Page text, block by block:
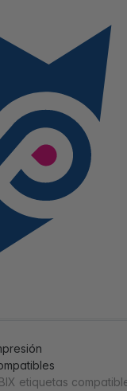
etiquetas